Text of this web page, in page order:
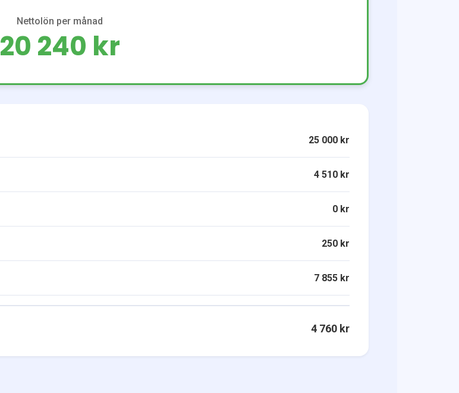
Nettolön per månad
20 240 kr
25 000 kr
4 510 kr
0 kr
250 kr
7 855 kr
4 760 kr